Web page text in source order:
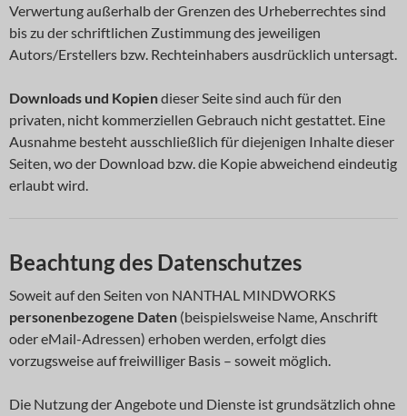
Verwertung außerhalb der Grenzen des Urheberrechtes sind
bis zu der schriftlichen Zustimmung des jeweiligen
Autors/Erstellers bzw. Rechteinhabers ausdrücklich untersagt.
Downloads und Kopiendieser Seite sind auch für den
privaten, nicht kommerziellen Gebrauch nicht gestattet. Eine
Ausnahme besteht ausschließlich für diejenigen Inhalte dieser
Seiten, wo der Download bzw. die Kopie abweichend eindeutig
erlaubt wird.
Beachtung des Datenschutzes
Soweit auf den Seiten von NANTHAL MINDWORKS
personenbezogene Daten (beispielsweise Name, Anschrift
oder eMail-Adressen) erhoben werden, erfolgt dies
vorzugsweise auf freiwilliger Basis – soweit möglich.
Die Nutzung der Angebote und Dienste ist grundsätzlich ohne